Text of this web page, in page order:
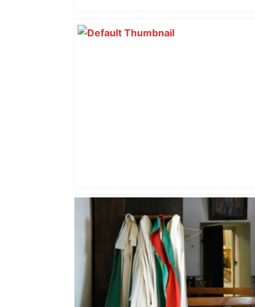
Mort mystérieuse près de Toulouse :
une émission de M6 revient sur l'affaire
Christian Abraham, retrouvé la gorge
tranchée et recouvert de feuilles il y a
deux ans – ladepeche.fr